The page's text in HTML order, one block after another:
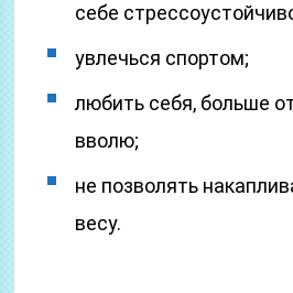
себе
увлечься спортом;
любить себя, больше
вволю;
не позволять
весу.